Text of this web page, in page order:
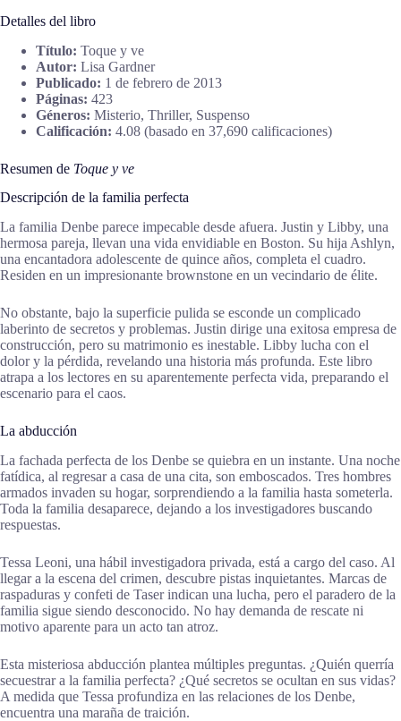
Detalles del libro
Título: Toque y ve
Autor: Lisa Gardner
Publicado: 1 de febrero de 2013
Páginas: 423
Géneros: Misterio, Thriller, Suspenso
Calificación: 4.08 (basado en 37,690 calificaciones)
Resumen de Toque y ve
Descripción de la familia perfecta
La familia Denbe parece impecable desde afuera. Justin y Libby, una
hermosa pareja, llevan una vida envidiable en Boston. Su hija Ashlyn,
una encantadora adolescente de quince años, completa el cuadro.
Residen en un impresionante brownstone en un vecindario de élite.
No obstante, bajo la superficie pulida se esconde un complicado
laberinto de secretos y problemas. Justin dirige una exitosa empresa de
construcción, pero su matrimonio es inestable. Libby lucha con el
dolor y la pérdida, revelando una historia más profunda. Este libro
atrapa a los lectores en su aparentemente perfecta vida, preparando el
escenario para el caos.
La abducción
La fachada perfecta de los Denbe se quiebra en un instante. Una noche
fatídica, al regresar a casa de una cita, son emboscados. Tres hombres
armados invaden su hogar, sorprendiendo a la familia hasta someterla.
Toda la familia desaparece, dejando a los investigadores buscando
respuestas.
Tessa Leoni, una hábil investigadora privada, está a cargo del caso. Al
llegar a la escena del crimen, descubre pistas inquietantes. Marcas de
raspaduras y confeti de Taser indican una lucha, pero el paradero de la
familia sigue siendo desconocido. No hay demanda de rescate ni
motivo aparente para un acto tan atroz.
Esta misteriosa abducción plantea múltiples preguntas. ¿Quién querría
secuestrar a la familia perfecta? ¿Qué secretos se ocultan en sus vidas?
A medida que Tessa profundiza en las relaciones de los Denbe,
encuentra una maraña de traición.